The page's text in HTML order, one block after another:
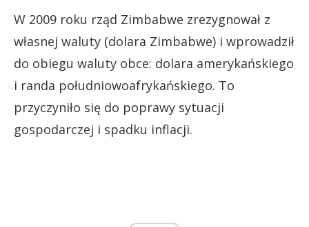
W 2009 roku rząd Zimbabwe zrezygnował z
własnej waluty (dolara Zimbabwe) i wprowadził
do obiegu waluty obce: dolara amerykańskiego
i randa południowoafrykańskiego. To
przyczyniło się do poprawy sytuacji
gospodarczej i spadku inflacji.